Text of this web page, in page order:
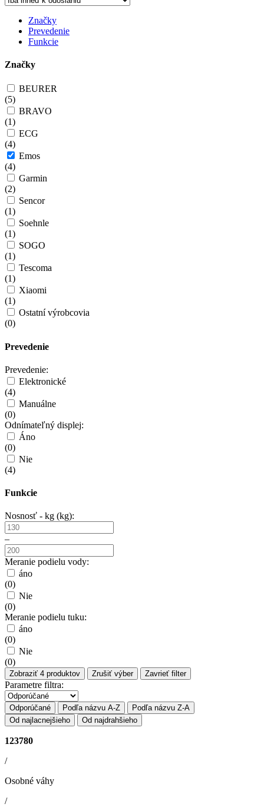
Značky
Prevedenie
Funkcie
Značky
BEURER
(5)
BRAVO
(1)
ECG
(4)
Emos
(4)
Garmin
(2)
Sencor
(1)
Soehnle
(1)
SOGO
(1)
Tescoma
(1)
Xiaomi
(1)
Ostatní výrobcovia
(0)
Prevedenie
Prevedenie:
Elektronické
(4)
Manuálne
(0)
Odnímateľný displej:
Áno
(0)
Nie
(4)
Funkcie
Nosnosť - kg (kg):
–
Meranie podielu vody:
áno
(0)
Nie
(0)
Meranie podielu tuku:
áno
(0)
Nie
(0)
Zobraziť 4 produktov Zrušiť výber Zavrieť filter
Parametre filtra:
Odporúčané Podľa názvu A-Z
Podľa názvu Z-A
Od najlacnejšieho
Od najdrahšieho
123780
/
Osobné váhy
/